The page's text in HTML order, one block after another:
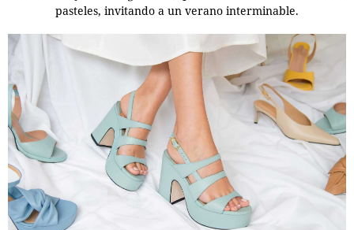
pasteles, invitando a un verano interminable.